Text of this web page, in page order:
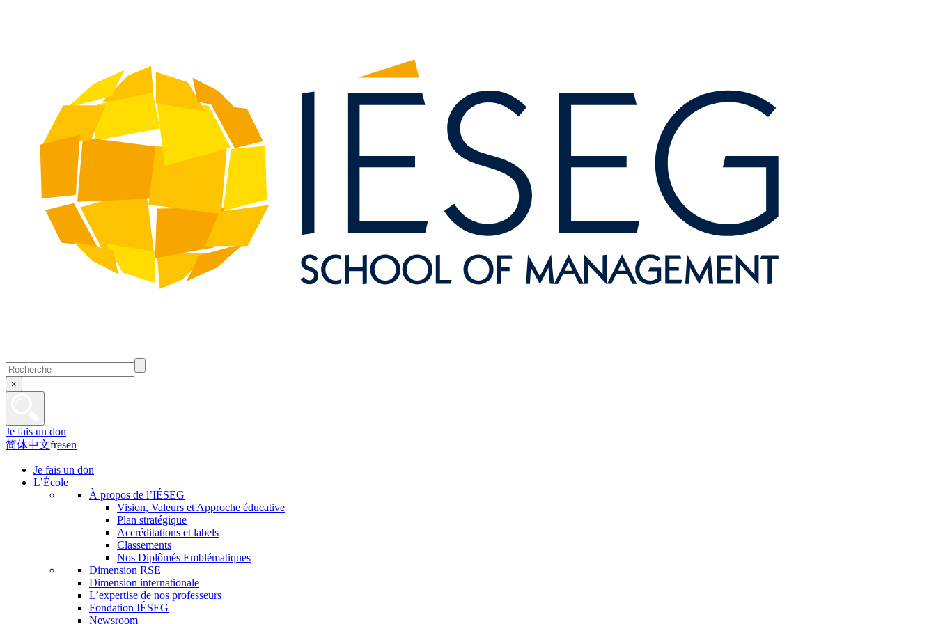
×
Je fais un don
简体中文fresen
Je fais un don
L’École
À propos de l’IÉSEG
Vision, Valeurs et Approche éducative
Plan stratégique
Accréditations et labels
Classements
Nos Diplômés Emblématiques
Dimension RSE
Dimension internationale
L’expertise de nos professeurs
Fondation IÉSEG
Newsroom